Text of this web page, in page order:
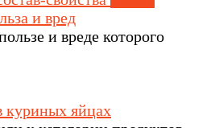
и вред
и вреде которого
куриных яйцах